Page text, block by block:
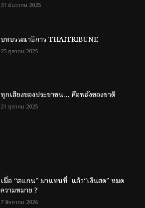
31 ธันวาคม 2025
บทบรรณาธิการ THAITRIBUNE
25 ตุลาคม 2025
ทุกเสียงของประชาชน… คือพลังของชาติ
21 ตุลาคม 2025
เมื่อ “สแกน” มาแทนที่ แล้ว“เงินสด” หมด
ความหมาย ?
7 สิงหาคม 2026